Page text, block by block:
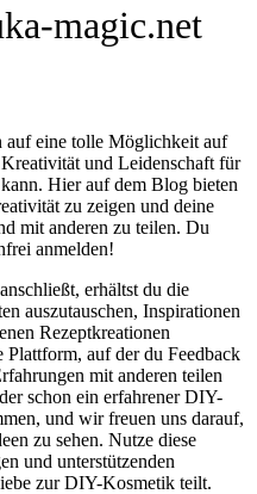
magic.net
auf eine tolle Möglichkeit auf
und Leidenschaft für
Hier auf dem Blog bieten
zu zeigen und deine
mit anderen zu teilen. Du
anmelden!
erhältst du die
auszutauschen, Inspirationen
Rezeptkreationen
Plattform, auf der du Feedback
mit anderen teilen
schon ein erfahrener DIY-
und wir freuen uns darauf,
zu sehen. Nutze diese
und unterstützenden
zur DIY-Kosmetik teilt.